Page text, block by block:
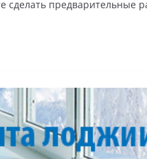
сделать предварительные